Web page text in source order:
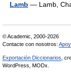
Lamb — Lamb,
© Academic, 2000-2026
Contacte con nosotros:
Exportación Diccionarios ,
WordPress, MODx.